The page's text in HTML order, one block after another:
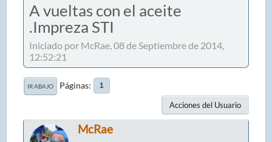
A vueltas con el aceite
.Impreza STI
Iniciado por McRae, 08 de Septiembre de 2014,
12:52:21
IR ABAJO Páginas 1
Acciones del Usuario
McRae